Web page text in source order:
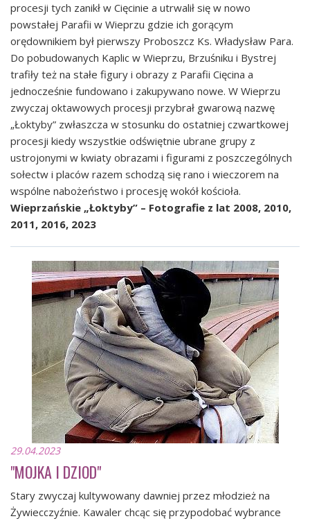
procesji tych zanikł w Cięcinie a utrwalił się w nowo
powstałej Parafii w Wieprzu gdzie ich gorącym
orędownikiem był pierwszy Proboszcz Ks. Władysław Para.
Do pobudowanych Kaplic w Wieprzu, Brzuśniku i Bystrej
trafiły też na stałe figury i obrazy z Parafii Cięcina a
jednocześnie fundowano i zakupywano nowe. W Wieprzu
zwyczaj oktawowych procesji przybrał gwarową nazwę
„Łoktyby” zwłaszcza w stosunku do ostatniej czwartkowej
procesji kiedy wszystkie odświętnie ubrane grupy z
ustrojonymi w kwiaty obrazami i figurami z poszczególnych
sołectw i placów razem schodzą się rano i wieczorem na
wspólne nabożeństwo i procesję wokół kościoła.
Wieprzańskie „Łoktyby” – Fotografie z lat 2008, 2010,
2011, 2016, 2023
29.04.2023
"MOJKA I DZIOD"
Stary zwyczaj kultywowany dawniej przez młodzież na
Żywiecczyźnie. Kawaler chcąc się przypodobać wybrance